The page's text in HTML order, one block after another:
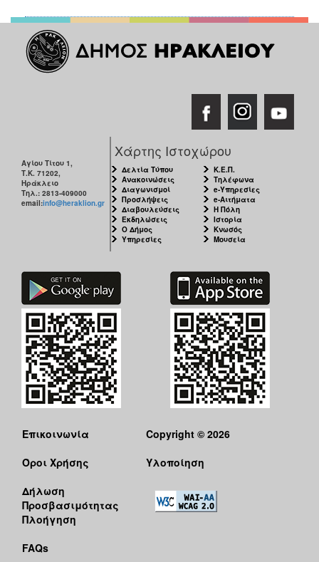
Αγίου Τίτου 1,
Τ.Κ. 71202,
Ηράκλειο
Τηλ.: 2813-409000
email:info@heraklion.gr
Χάρτης Ιστοχώρου
Δελτία Τύπου
Ανακοινώσεις
Διαγωνισμοί
Προσλήψεις
Διαβουλεύσεις
Εκδηλώσεις
Ο Δήμος
Υπηρεσίες
Κ.Ε.Π.
Τηλέφωνα
e-Υπηρεσίες
e-Αιτήματα
Η Πόλη
Ιστορία
Κνωσός
Μουσεία
Επικοινωνία
Όροι Χρήσης
Δήλωση
Προσβασιμότητας
Πλοήγηση
FAQs
Copyright © 2026
Υλοποίηση